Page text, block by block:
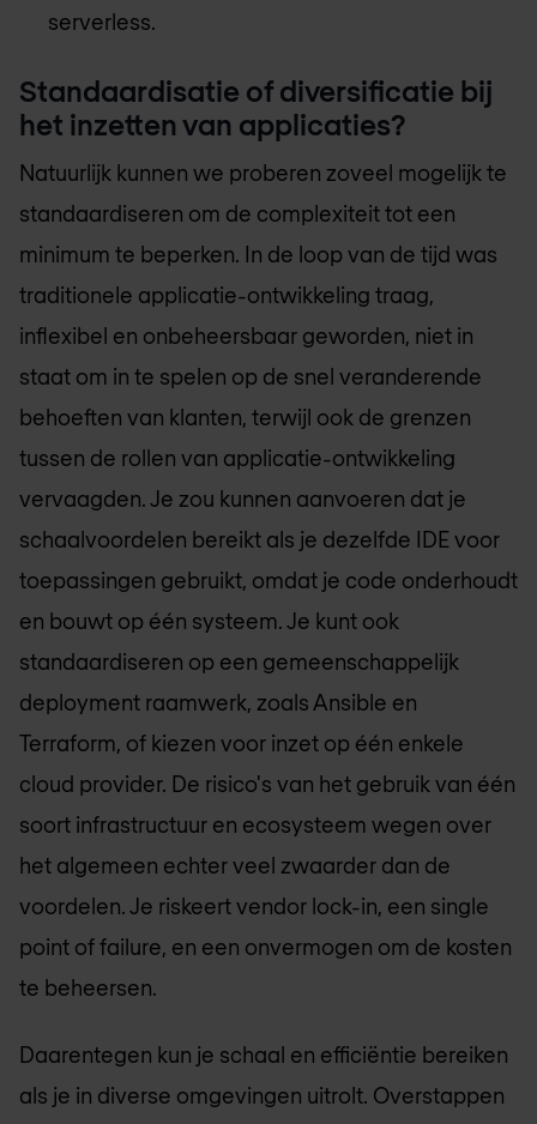
serverless.
Standaardisatie of diversificatie bij
het inzetten van applicaties?
Natuurlijk kunnen we proberen zoveel mogelijk te
standaardiseren om de complexiteit tot een
minimum te beperken. In de loop van de tijd was
traditionele applicatie-ontwikkeling traag,
inflexibel en onbeheersbaar geworden, niet in
staat om in te spelen op de snel veranderende
behoeften van klanten, terwijl ook de grenzen
tussen de rollen van applicatie-ontwikkeling
vervaagden. Je zou kunnen aanvoeren dat je
schaalvoordelen bereikt als je dezelfde IDE voor
toepassingen gebruikt, omdat je code onderhoudt
en bouwt op één systeem. Je kunt ook
standaardiseren op een gemeenschappelijk
deployment raamwerk, zoals Ansible en
Terraform, of kiezen voor inzet op één enkele
cloud provider. De risico's van het gebruik van één
soort infrastructuur en ecosysteem wegen over
het algemeen echter veel zwaarder dan de
voordelen. Je riskeert vendor lock-in, een single
point of failure, en een onvermogen om de kosten
te beheersen.
Daarentegen kun je schaal en efficiëntie bereiken
als je in diverse omgevingen uitrolt. Overstappen